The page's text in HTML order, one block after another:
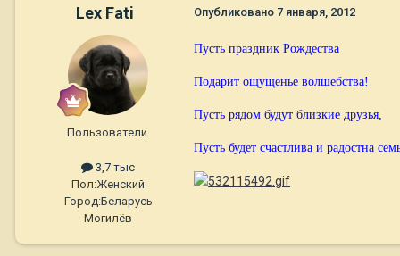
Lex Fati
Пользователи.
3,7 тыс
Пол:Женский
Город:Беларусь
Могилёв
Опубликовано 7 января, 2012
Пусть праздник Рождества
Подарит ощущенье волшебства!
Пусть рядом будут близкие друзья,
Пусть будет счастлива и радостна